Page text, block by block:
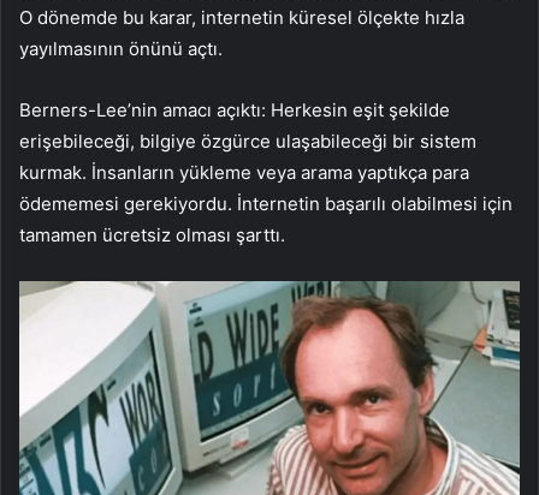
O dönemde bu karar, internetin küresel ölçekte hızla
yayılmasının önünü açtı.
Berners-Lee’nin amacı açıktı: Herkesin eşit şekilde
erişebileceği, bilgiye özgürce ulaşabileceği bir sistem
kurmak. İnsanların yükleme veya arama yaptıkça para
ödememesi gerekiyordu. İnternetin başarılı olabilmesi için
tamamen ücretsiz olması şarttı.